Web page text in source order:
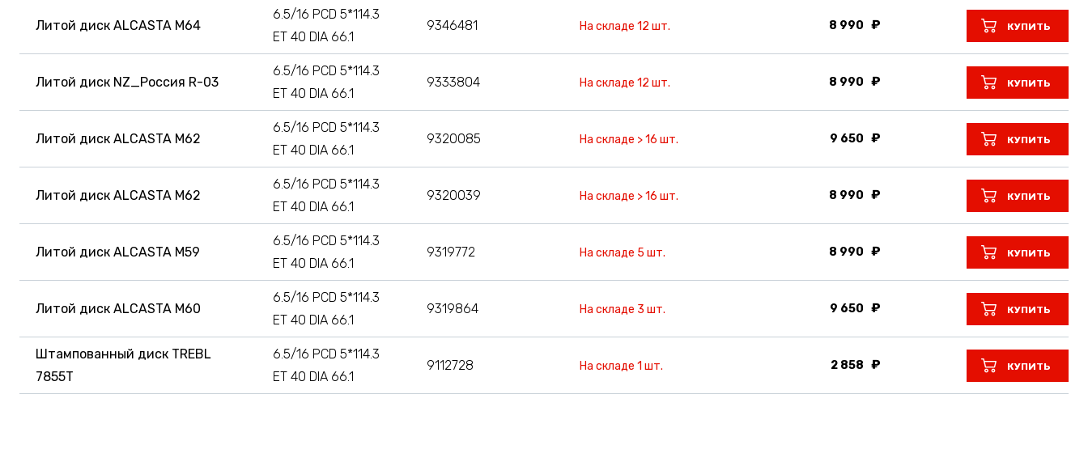
Литой диск ALCASTA M64
6.5/16 PCD 5*114.3
ET 40 DIA 66.1
9346481 На складе 12 шт. 8 990 КУПИТЬ
Литой диск NZ_Россия R-03
6.5/16 PCD 5*114.3
ET 40 DIA 66.1
9333804 На складе 12 шт. 8 990 КУПИТЬ
Литой диск ALCASTA M62
6.5/16 PCD 5*114.3
ET 40 DIA 66.1
9320085 На складе > 16 шт. 9 650 КУПИТЬ
Литой диск ALCASTA M62
6.5/16 PCD 5*114.3
ET 40 DIA 66.1
9320039 На складе > 16 шт. 8 990 КУПИТЬ
Литой диск ALCASTA M59
6.5/16 PCD 5*114.3
ET 40 DIA 66.1
9319772 На складе 5 шт. 8 990 КУПИТЬ
Литой диск ALCASTA M60
6.5/16 PCD 5*114.3
ET 40 DIA 66.1
9319864 На складе 3 шт. 9 650 КУПИТЬ
Штампованный диск TREBL
7855T
6.5/16 PCD 5*114.3
ET 40 DIA 66.1
9112728 На складе 1 шт. 2 858 КУПИТЬ